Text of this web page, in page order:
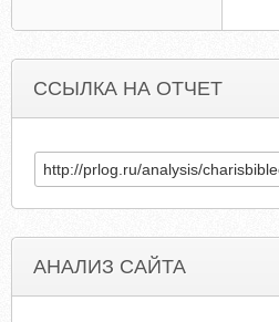
ССЫЛКА НА ОТЧЕТ
АНАЛИЗ САЙТА